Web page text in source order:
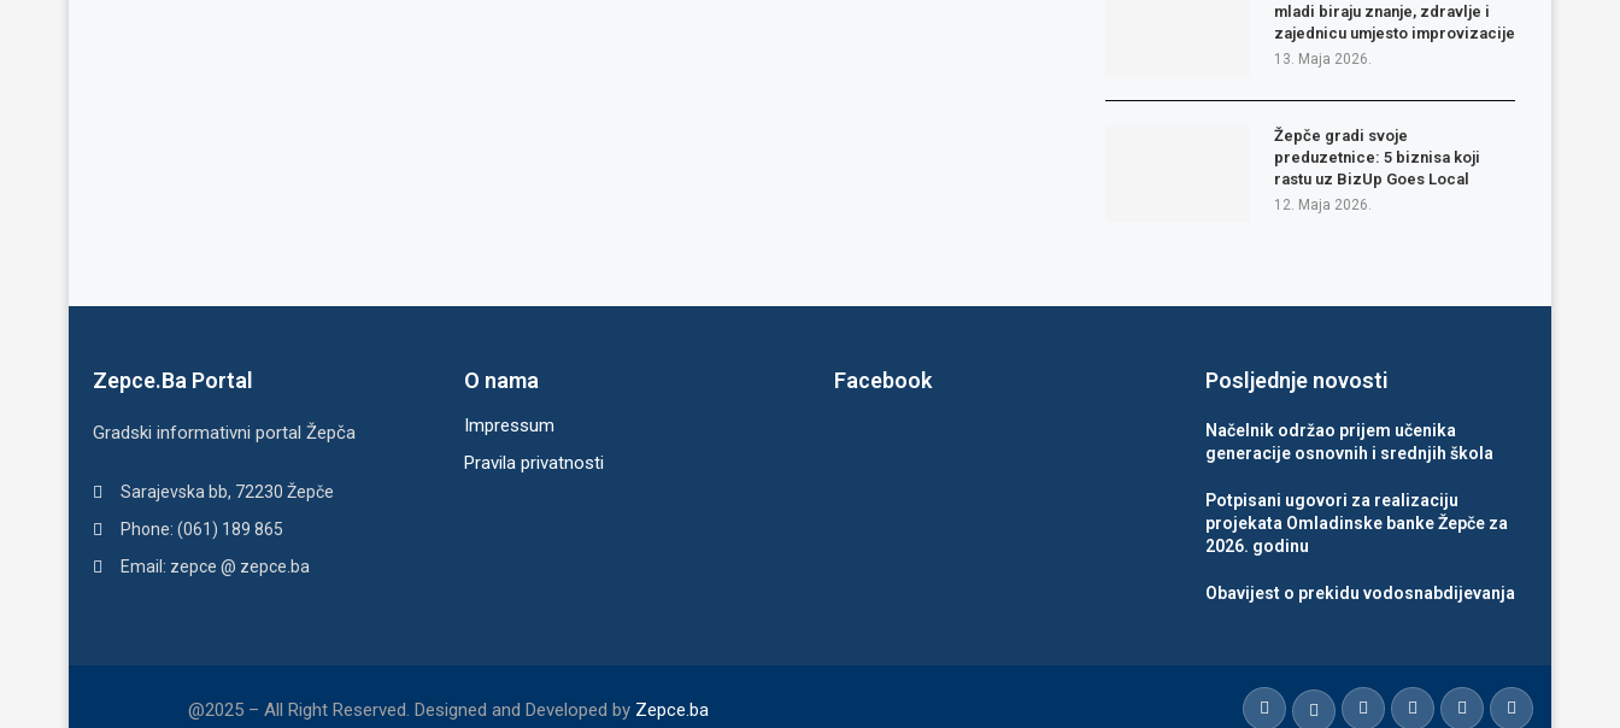
mladi biraju znanje, zdravlje i
zajednicu umjesto improvizacije
13. Maja 2026.
Žepče gradi svoje
preduzetnice: 5 biznisa koji
rastu uz BizUp Goes Local
12. Maja 2026.
Zepce.Ba Portal
Gradski informativni portal Žepča
Sarajevska bb, 72230 Žepče
Phone: (061) 189 865
Email: zepce @ zepce.ba
O nama
Impressum
Pravila privatnosti
Facebook Posljednje novosti
Načelnik održao prijem učenika
generacije osnovnih i srednjih škola
Potpisani ugovori za realizaciju
projekata Omladinske banke Žepče za
2026. godinu
Obavijest o prekidu vodosnabdijevanja
@2025 – All Right Reserved. Designed and Developed by Zepce.ba